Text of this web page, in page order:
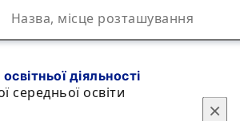
×
діяльності
середньої освіти
×